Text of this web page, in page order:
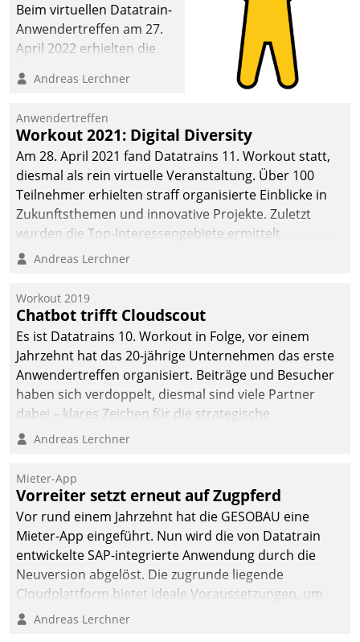
Beim virtuellen Datatrain-
Anwendertreffen am 27.
April 2022 erhielten die
Teilnehmer kurzweilige
Cloud-Strategien und -
Lösungen mit hohem
Zukunftspotenzial.
Andreas Lerchner
Anwendertreffen
Workout 2021: Digital Diversity
Am 28. April 2021 fand Datatrains 11. Workout statt,
diesmal als rein virtuelle Veranstaltung. Über 100
Teilnehmer erhielten straff organisierte Einblicke in
Zukunftsthemen und innovative Projekte. Zuletzt
wurden die Top-Interessengebiete ermittelt.
Andreas Lerchner
Workout 2019
Chatbot trifft Cloudscout
Es ist Datatrains 10. Workout in Folge, vor einem
Jahrzehnt hat das 20-jährige Unternehmen das erste
Anwendertreffen organisiert. Beiträge und Besucher
haben sich verdoppelt, diesmal sind viele Partner
dabei – klares Zeichen für die strategische
Fokussierung auf den Kunden.
Andreas Lerchner
Mieter-App
Vorreiter setzt erneut auf Zugpferd
Vor rund einem Jahrzehnt hat die GESOBAU eine
Mieter-App eingeführt. Nun wird die von Datatrain
entwickelte SAP-integrierte Anwendung durch die
Neuversion abgelöst. Die zugrunde liegende
Cloudplattform bietet ideale Voraussetzungen, um
die Funktionalität der App zu erweitern und weitere
Andreas Lerchner